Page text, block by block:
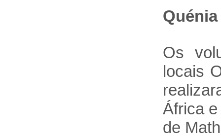
Quénia
Os
locais
África
de